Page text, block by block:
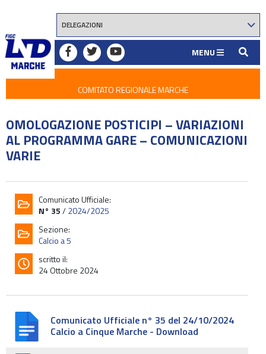
MENU
COMITATO REGIONALE MARCHE
OMOLOGAZIONE POSTICIPI – VARIAZIONI
AL PROGRAMMA GARE – COMUNICAZIONI
VARIE
Comunicato Ufficiale:
N° 35/2024/2025
Sezione:
Calcio a 5
scritto il:
24 Ottobre 2024
Comunicato Ufficiale n° 35 del 24/10/2024
Calcio a Cinque Marche - Download